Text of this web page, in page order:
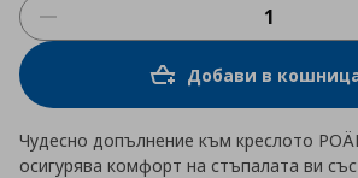
Добави в
Чудесно допълнение към креслото
осигурява комфорт на стъпалата ви